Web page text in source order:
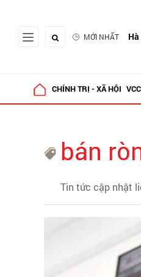
MỚI NHẤT
CHÍNH TRỊ - XÃ HỘI
bán
Tin tức cập nhật